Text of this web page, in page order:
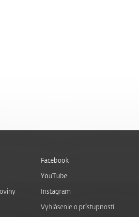
Facebook
YouTube
Instagram
Vyhlásenie o prístupnosti